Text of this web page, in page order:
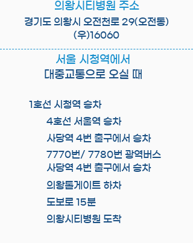
의왕시티병원 주소
경기도 의왕시 오전천로 29(오전동)
(우)16060
서울 시청역에서
대중교통으로 오실 때
1호선 시청역 승차
4호선 서울역 승차
사당역 4번 출구에서 승차
7770번/ 7780번 광역버스
사당역 4번 출구에서 승차
의왕톨게이트 하차
도보로 15분
의왕시티병원 도착